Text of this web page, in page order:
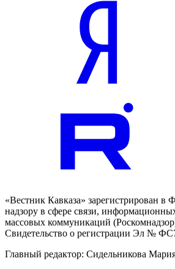
«Вестник Кавказа» зарегистрирован в
надзору в сфере связи,
массовых коммуникаций
Свидетельство о регистрации Эл №
Главный редактор: Сидельникова